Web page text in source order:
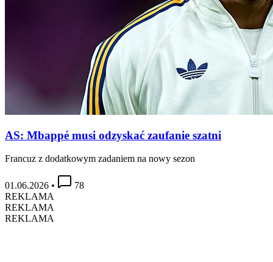
AS: Mbappé musi odzyskać zaufanie szatni
Francuz z dodatkowym zadaniem na nowy sezon
01.06.2026 •
78
REKLAMA
REKLAMA
REKLAMA